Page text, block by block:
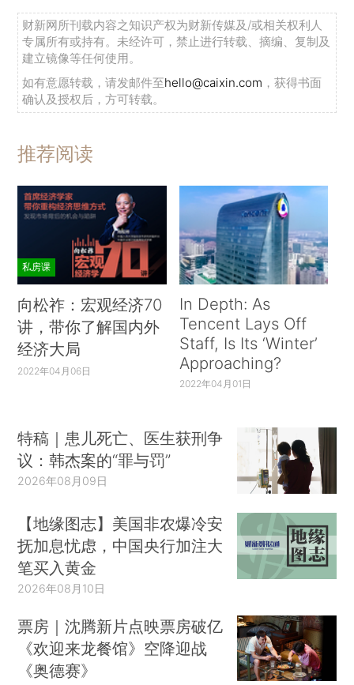
财新网所刊载内容之知识产权为财新传媒及/或相关权利人
专属所有或持有。未经许可，禁止进行转载、摘编、复制及
建立镜像等任何使用。
如有意愿转载，请发邮件至hello@caixin.com ，获得书面
确认及授权后，方可转载。
推荐阅读
私房课
向松祚：宏观经济70
讲，带你了解国内外
经济大局
2022年04月06日
In Depth: As
Tencent Lays Off
Staff, Is Its ‘Winter’
Approaching?
2022年04月01日
特稿｜患儿死亡、医生获刑争
议：韩杰案的“罪与罚”
2026年08月09日
【地缘图志】美国非农爆冷安
抚加息忧虑，中国央行加注大
笔买入黄金
2026年08月10日
票房｜沈腾新片点映票房破亿
《欢迎来龙餐馆》空降迎战
《奥德赛》